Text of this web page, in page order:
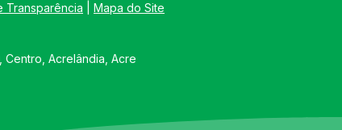
Transparência Mapa do Site
Centro, Acrelândia, Acre